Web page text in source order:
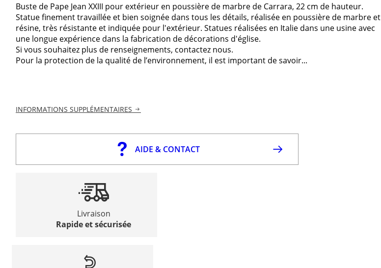
Buste de Pape Jean XXIII pour extérieur en poussière de marbre de Carrara, 22 cm de hauteur.
Statue finement travaillée et bien soignée dans tous les détails, réalisée en poussière de marbre et
résine, très résistante et indiquée pour l'extérieur. Statues réalisées en Italie dans une usine avec
une longue expérience dans la fabrication de décorations d'église.
Si vous souhaitez plus de renseignements, contactez nous.
Pour la protection de la qualité de l’environnement, il est important de savoir...
INFORMATIONS SUPPLÉMENTAIRES
AIDE & CONTACT
Livraison
Rapide et sécurisée